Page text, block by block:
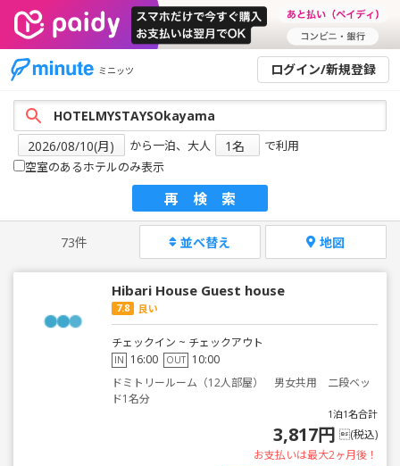
ミニッツ ログイン/新規登録
から一泊、大人
で利用
空室のあるホテルのみ表示
再検索
73件 並べ替え 地図
Hibari House Guest house
7.8 良い
チェックイン ~ チェックアウト
IN 16:00 OUT 10:00
ドミトリールーム（12人部屋） 男女共用 二段ベッ
ド1名分
1泊1名合計
3,817円 (税込)
お支払いは最大2ヶ月後！